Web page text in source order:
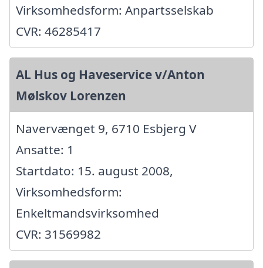
Virksomhedsform: Anpartsselskab
CVR: 46285417
AL Hus og Haveservice v/Anton
Mølskov Lorenzen
Navervænget 9, 6710 Esbjerg V
Ansatte: 1
Startdato: 15. august 2008,
Virksomhedsform:
Enkeltmandsvirksomhed
CVR: 31569982